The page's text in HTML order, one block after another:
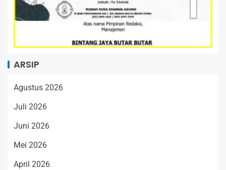
ARSIP
Agustus 2026
Juli 2026
Juni 2026
Mei 2026
April 2026